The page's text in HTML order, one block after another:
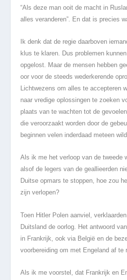
“Als deze man ooit de macht in
alles veranderen”. En dat is precies
Ik denk dat de regie daarboven
klus te klaren. Dus problemen
opgelost. Maar de mensen hebben
oor voor de steeds wederkerende
Lichtwezens om alles te accepteren
naar vredige oplossingen te zoeken
plaats van te wachten tot de
die veroorzaakt worden door de
beginnen velen inderdaad meteen
Als ik me het verloop van de tweede
alsof de legers van de geallieerden
Duitse opmars te stoppen, hoe zou
zijn verlopen?
Toen Hitler Polen aanviel,
Duitsland de oorlog. Het antwoord
in Frankrijk, ook via België en de
voorbereiding om met Engeland af te
Als ik me voorstel, dat Frankrijk en